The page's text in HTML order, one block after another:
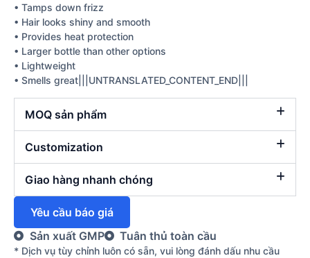
• Tamps down frizz
• Hair looks shiny and smooth
• Provides heat protection
• Larger bottle than other options
• Lightweight
• Smells great|||UNTRANSLATED_CONTENT_END|||
MOQ sản phẩm
Customization
Giao hàng nhanh chóng
Yêu cầu báo giá
Sản xuất GMP
Tuân thủ toàn cầu
* Dịch vụ tùy chỉnh luôn có sẵn, vui lòng đánh dấu nhu cầu